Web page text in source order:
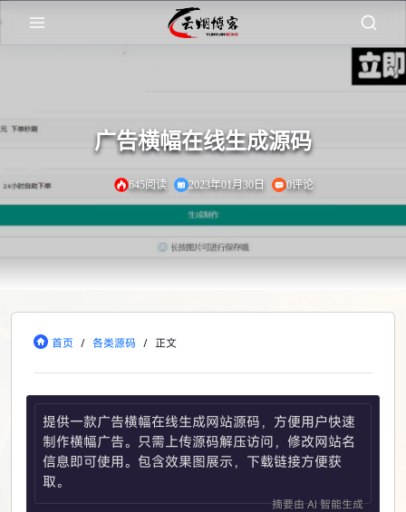
广告横幅在线生成源码
645阅读 2023年01月30日 0评论
首页 / 各类源码 / 正文
提供一款广告横幅在线生成网站源码，方便用户快速
制作横幅广告。只需上传源码解压访问，修改网站名
信息即可使用。包含效果图展示，下载链接方便获
取。
摘要由 AI 智能生成